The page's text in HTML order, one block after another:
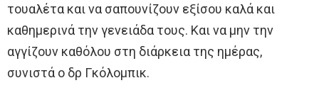
τουαλέτα και να σαπουνίζουν εξίσου καλά και
καθημερινά την γενειάδα τους. Και να μην την
αγγίζουν καθόλου στη διάρκεια της ημέρας,
συνιστά ο δρ Γκόλομπικ.